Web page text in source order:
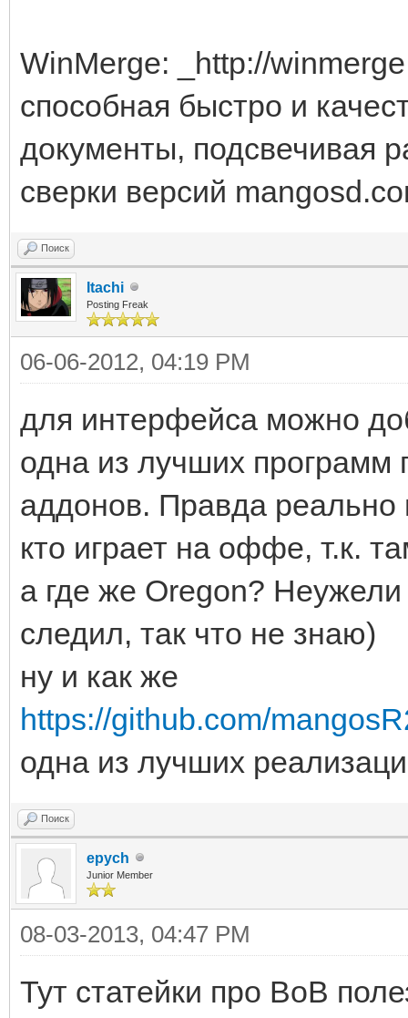
WinMerge: _http://
способная быстро и
документы, подсвечивая
сверки версий
Поиск
Itachi
Posting Freak
06-06-2012, 04:19 PM
для интерфейса можно
одна из лучших программ
аддонов. Правда реально
кто играет на оффе, т.к.
а где же Oregon?
следил, так что не знаю)
ну и как же
https://github.com/
одна из лучших
Поиск
epych
Junior Member
08-03-2013, 04:47 PM
Тут статейки про ВоВ